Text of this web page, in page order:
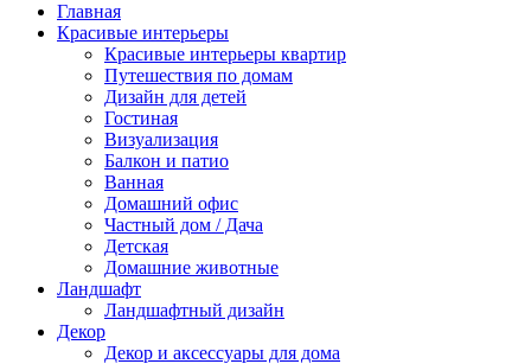
Главная
Красивые интерьеры
Красивые интерьеры квартир
Путешествия по домам
Дизайн для детей
Гостиная
Визуализация
Балкон и патио
Ванная
Домашний офис
Частный дом / Дача
Детская
Домашние животные
Ландшафт
Ландшафтный дизайн
Декор
Декор и аксессуары для дома